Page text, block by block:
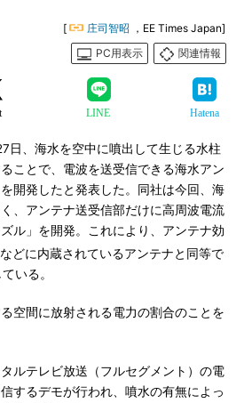
[ 庄司智昭 ，EE Times Japan]
PC用表示
関連情報
LINE Hatena
日、海水を空中に噴出して生じる水柱
ことで、電波を送受信できる海水アン
開発したと発表した。同社は今回、海
、アンテナ送受信部だけに高周波電流
ル」を開発。これにより、アンテナ効
どに内蔵されているアンテナと同等で
いる。
空間に放射される電力の割合のことを
ルテレビ放送（フルセグメント）の電
するデモが行われ、噴水の有無によっ